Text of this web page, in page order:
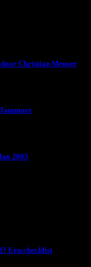
Christian Meuser
2005
Een checklist